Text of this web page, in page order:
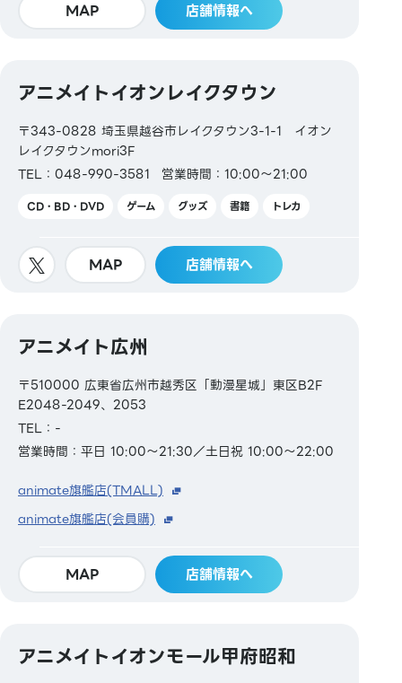
MAP 店舗情報へ
アニメイトイオンレイクタウン
〒343-0828 埼玉県越谷市レイクタウン3-1-1 イオン
レイクタウンmori3F
TEL：048-990-3581
営業時間：10:00～21:00
CD・BD・DVD ゲーム グッズ 書籍 トレカ
MAP 店舗情報へ
アニメイト広州
〒510000 広東省広州市越秀区「動漫星城」東区B2F
E2048-2049、2053
TEL：-
営業時間：平日 10:00～21:30／土日祝 10:00～22:00
animate旗艦店(TMALL)
animate旗艦店(会員購)
MAP 店舗情報へ
アニメイトイオンモール甲府昭和